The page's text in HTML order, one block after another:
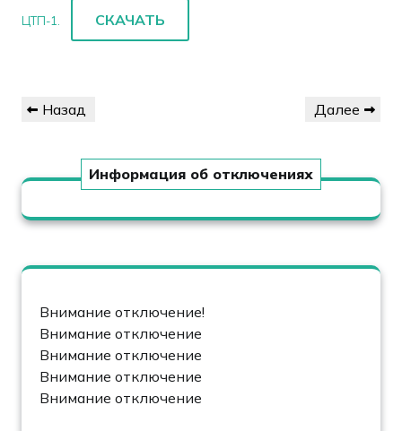
ЦТП-1. СКАЧАТЬ
по
Предыдущая
Назад
Следующая
Далее
Информация об отключениях
Внимание отключение!
Внимание отключение
Внимание отключение
Внимание отключение
Внимание отключение